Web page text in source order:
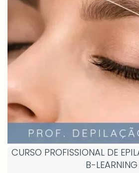
CURSO PROFISSIONAL DE
B-LEARNING